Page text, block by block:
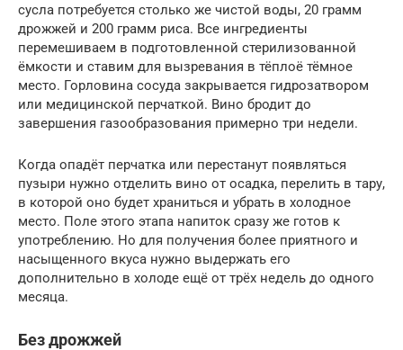
сусла потребуется столько же чистой воды, 20 грамм
дрожжей и 200 грамм риса. Все ингредиенты
перемешиваем в подготовленной стерилизованной
ёмкости и ставим для вызревания в тёплоё тёмное
место. Горловина сосуда закрывается гидрозатвором
или медицинской перчаткой. Вино бродит до
завершения газообразования примерно три недели.
Когда опадёт перчатка или перестанут появляться
пузыри нужно отделить вино от осадка, перелить в тару,
в которой оно будет храниться и убрать в холодное
место. Поле этого этапа напиток сразу же готов к
употреблению. Но для получения более приятного и
насыщенного вкуса нужно выдержать его
дополнительно в холоде ещё от трёх недель до одного
месяца.
Без дрожжей